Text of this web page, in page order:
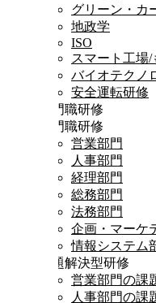
グリーン・カ
地政学
ISO
スマート工場/
バイオテクノ
安全運転研修
専門職研修
専門職研修
営業部門
人事部門
経理部門
総務部門
法務部門
企画・マーケ
情報システム
課題解決型研修
営業部門の課
人事部門の課